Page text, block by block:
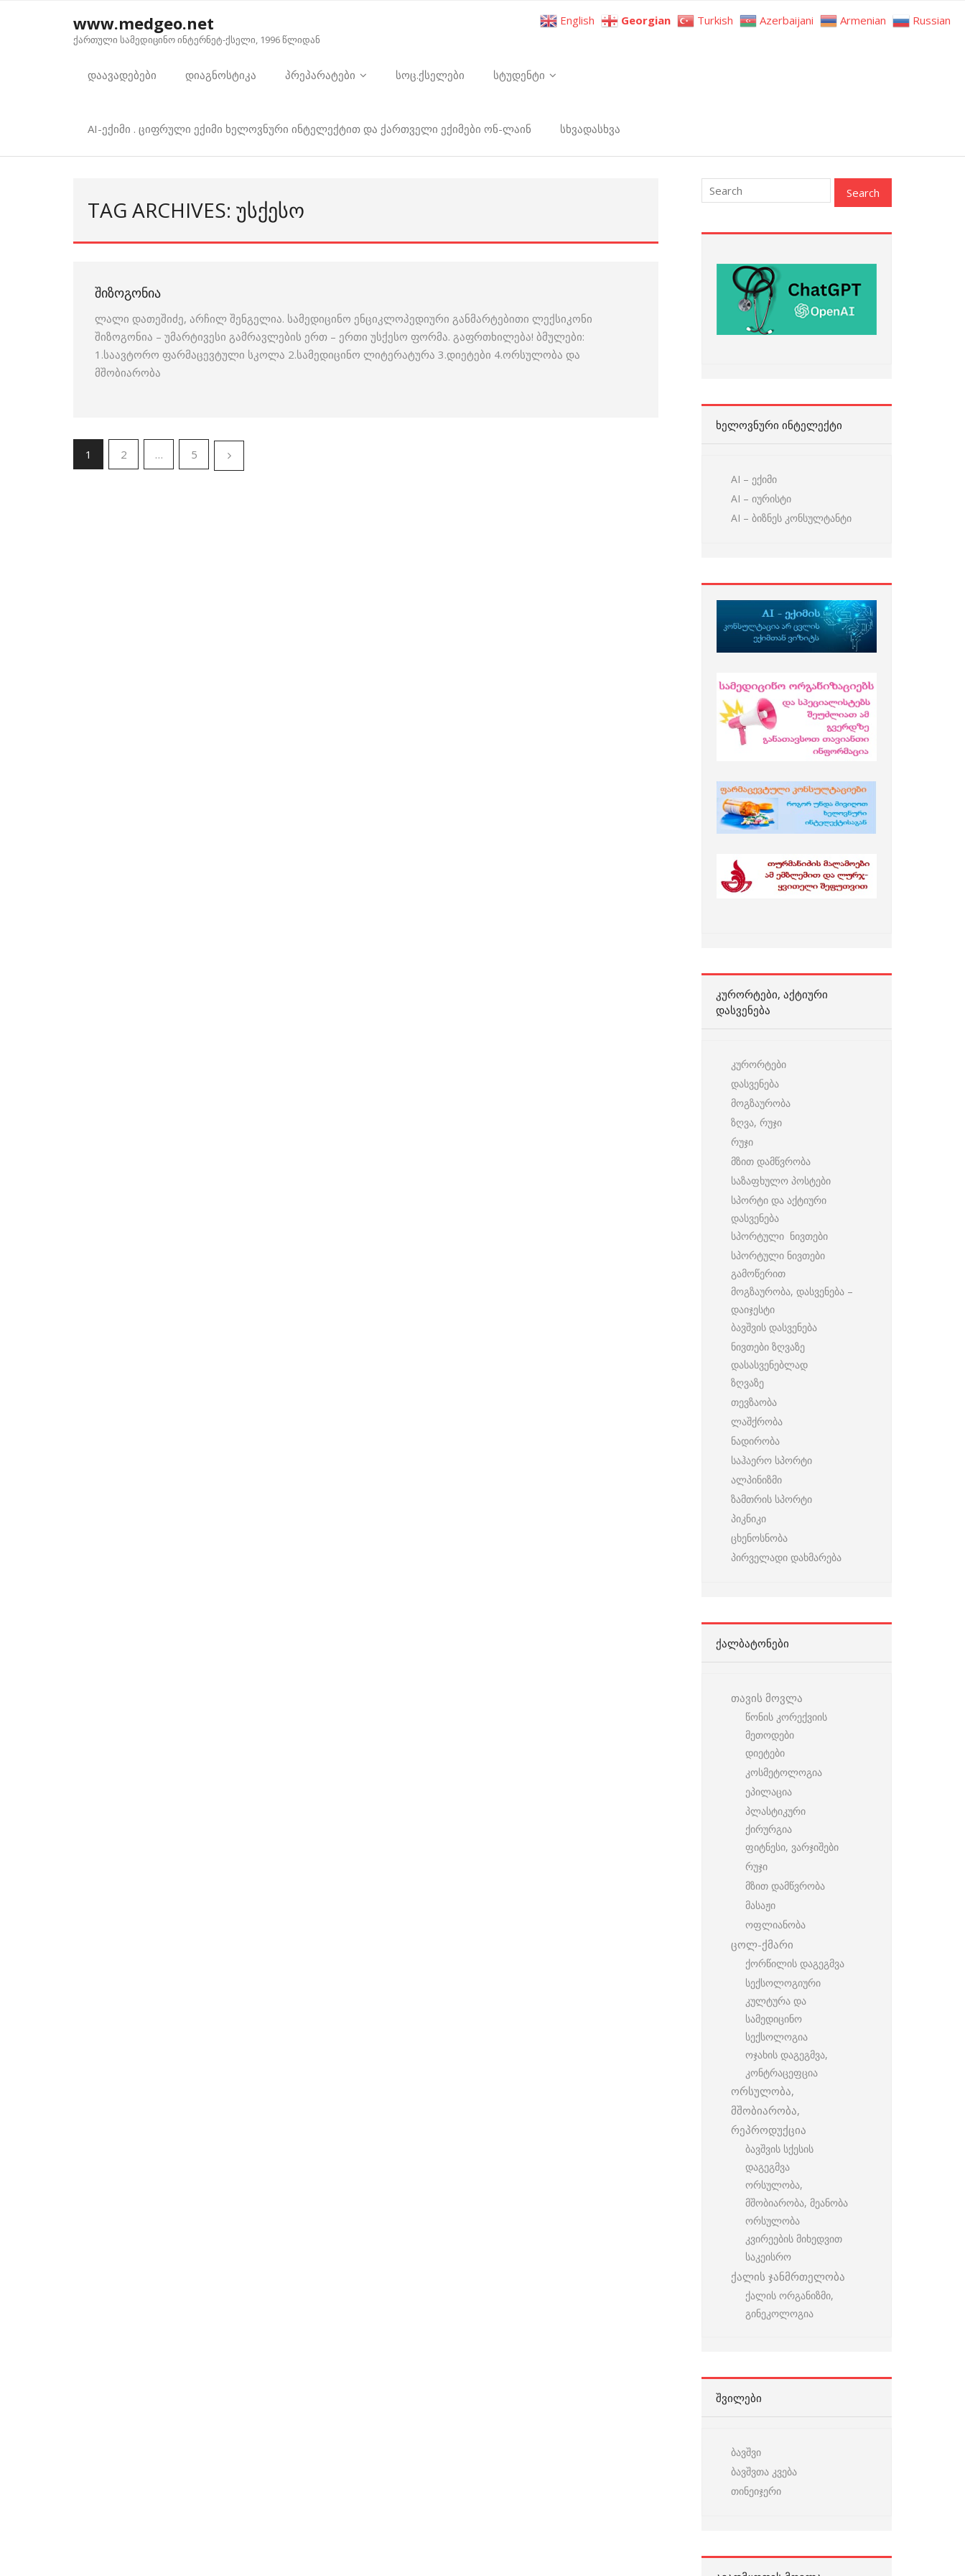
www.medgeo.net
ქართული სამედიცინო ინტერნეტ-ქსელი, 1996 წლიდან
დაავადებები დიაგნოსტიკა პრეპარატები სოც.ქსელები სტუდენტი
AI-ექიმი . ციფრული ექიმი ხელოვნური ინტელექტით და ქართველი ექიმები ონ-ლაინ სხვადასხვა
TAG ARCHIVES: ᲣᲡᲥᲔᲡᲝ
ᲨᲘᲖᲝᲒᲝᲜᲘᲐ
ლალი დათეშიძე, არჩილ შენგელია. სამედიცინო ენციკლოპედიური განმარტებითი ლექსიკონი
შიზოგონია – უმარტივესი გამრავლების ერთ – ერთი უსქესო ფორმა. გაფრთხილება! ბმულები:
1.საავტორო ფარმაცევტული სკოლა 2.სამედიცინო ლიტერატურა 3.დიეტები 4.ორსულობა და
მშობიარობა
1 2 … 5
ᲮᲔᲚᲝᲕᲜᲣᲠᲘ ᲘᲜᲢᲔᲚᲔᲥᲢᲘ
AI – ექიმი
AI – იურისტი
AI – ბიზნეს კონსულტანტი
ᲙᲣᲠᲝᲠᲢᲔᲑᲘ, ᲐᲥᲢᲘᲣᲠᲘ
ᲓᲐᲡᲕᲔᲜᲔᲑᲐ
კურორტები
დასვენება
მოგზაურობა
ზღვა, რუჯი
რუჯი
მზით დამწვრობა
საზაფხულო პოსტები
სპორტი და აქტიური
დასვენება
სპორტული ნივთები
სპორტული ნივთები
გამოწერით
მოგზაურობა, დასვენება –
დაიჯესტი
ბავშვის დასვენება
ნივთები ზღვაზე
დასასვენებლად
ზღვაზე
თევზაობა
ლაშქრობა
ნადირობა
საჰაერო სპორტი
ალპინიზმი
ზამთრის სპორტი
პიკნიკი
ცხენოსნობა
პირველადი დახმარება
ᲥᲐᲚᲑᲐᲢᲝᲜᲔᲑᲘ
თავის მოვლა
წონის კორექვიის
მეთოდები
დიეტები
კოსმეტოლოგია
ეპილაცია
პლასტიკური
ქირურგია
ფიტნესი, ვარჯიშები
რუჯი
მზით დამწვრობა
მასაჟი
ოფლიანობა
ცოლ-ქმარი
ქორწილის დაგეგმვა
სექსოლოგიური
კულტურა და
სამედიცინო
სექსოლოგია
ოჯახის დაგეგმვა,
კონტრაცეფცია
ორსულობა,
მშობიარობა,
რეპროდუქცია
ბავშვის სქესის
დაგეგმვა
ორსულობა,
მშობიარობა, მეანობა
ორსულობა
კვირეების მიხედვით
საკეისრო
ქალის ჯანმრთელობა
ქალის ორგანიზმი,
გინეკოლოგია
ᲨᲕᲘᲚᲔᲑᲘ
ბავშვი
ბავშვთა კვება
თინეიჯერი
English Georgian Turkish Azerbaijani Armenian Russian